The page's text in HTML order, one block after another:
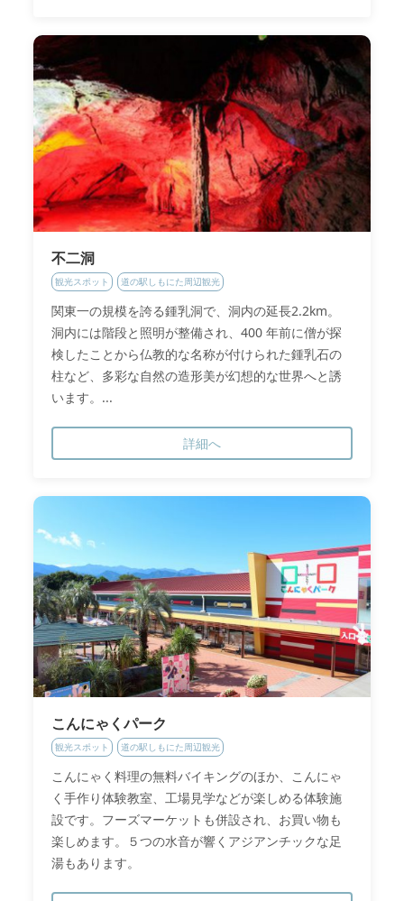
不二洞
観光スポット 道の駅しもにた周辺観光
関東一の規模を誇る鍾乳洞で、洞内の延長2.2km。
洞内には階段と照明が整備され、400 年前に僧が探
検したことから仏教的な名称が付けられた鍾乳石の
柱など、多彩な自然の造形美が幻想的な世界へと誘
います。...
詳細へ
こんにゃくパーク
観光スポット 道の駅しもにた周辺観光
こんにゃく料理の無料バイキングのほか、こんにゃ
く手作り体験教室、工場見学などが楽しめる体験施
設です。フーズマーケットも併設され、お買い物も
楽しめます。５つの水音が響くアジアンチックな足
湯もあります。